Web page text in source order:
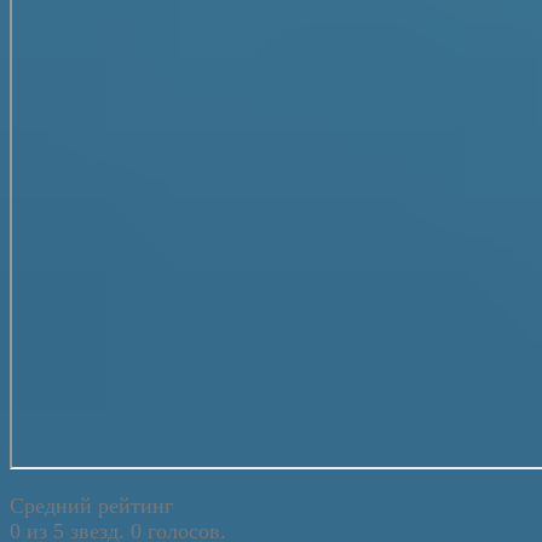
Средний рейтинг
0 из 5 звезд. 0 голосов.